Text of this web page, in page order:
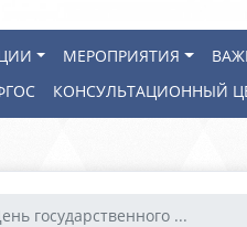
МЕРОПРИЯТИЯ
КОНСУЛЬТАЦИОННЫЙ
государственного ...